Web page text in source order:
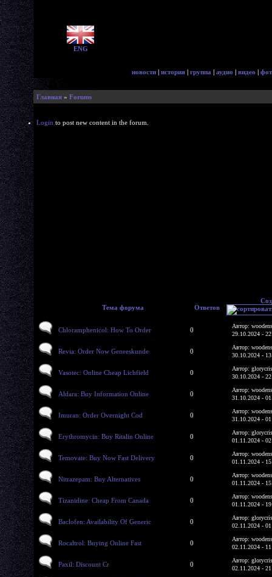
ENG
новости | история | группа | аудио | видео |
Главная » Forums
Login to post new content in the forum.
Тема форума Ответов
Chloramphenicol: How To Order 0
Автор:
29.10.2024 -
Revia: Order Now Geneeskunde 0
Автор:
30.10.2024 -
Vasotec: Online Cheap Lichfield 0
Автор:
30.10.2024 -
Aldara: Buy Information Online 0
Автор:
31.10.2024 -
Imuran: Order Overnight Cod 0
Автор:
31.10.2024 -
Erythromycin: Buy Ritalin Online 0
Автор:
01.11.2024 -
Temovate: Buy Now Fast Delivery 0
Автор:
01.11.2024 -
Nitrazepam: Buy Alternatives 0
Автор:
01.11.2024 -
Tizanidine: Cheap From Canada 0
Автор:
01.11.2024 -
Baclofen: Availability Of Generic 0
Автор:
02.11.2024 -
Rocaltrol: Buying Online Fast 0
Автор:
02.11.2024 -
Paxil: Discount Cr 0
Автор:
02.11.2024 -